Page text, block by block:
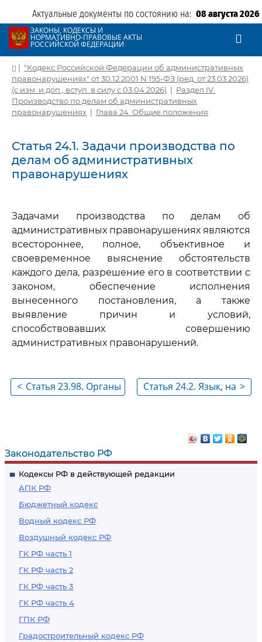
Актуальные документы по состоянию на: 08 августа 2026
ЗАКОНЫ, КОДЕКСЫ И
НОРМАТИВНО-ПРАВОВЫЕ АКТЫ
РОССИЙСКОЙ ФЕДЕРАЦИИ
Законодательство РФ
Кодексы РФ в действующей редакции
АПК РФ
Бюджетный кодекс
Водный кодекс РФ
Воздушный кодекс РФ
ГК РФ часть 1
ГК РФ часть 2
ГК РФ часть 3
ГК РФ часть 4
ГПК РФ
Градостроительный кодекс РФ
| "Кодекс Российской Федерации об административных
правонарушениях" от 30.12.2001 N 195-ФЗ (ред. от 23.03.2026)
(с изм. и доп., вступ. в силу с 03.04.2026) | Раздел IV.
Производство по делам об административных
правонарушениях | Глава 24. Общие положения
Статья 24.1. Задачи производства по
делам об административных
правонарушениях
Задачами производства по делам об
административных правонарушениях являются
всестороннее, полное, объективное и
своевременное выяснение обстоятельств
каждого дела, разрешение его в соответствии с
законом, обеспечение исполнения
вынесенного постановления, а также
выявление причин и условий,
способствовавших совершению
административных правонарушений.
< Статья 23.98. Органы
осуществляющие
региональный
государственный
контроль (надзор) в
сфере туристской
индустрии
>
Статья 24.2. Язык, на
административных
правонарушениях